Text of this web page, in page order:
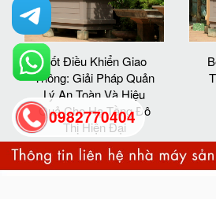
Bốt Điều Khiển Giao
Thông: Giải Pháp Quản
Lý An Toàn Và Hiệu
Quả Cho Hạ Tầng Đô
Thị Hiện Đại
0982770404